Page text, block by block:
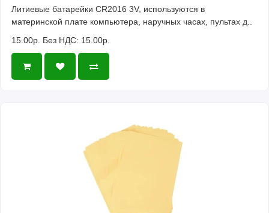
Литиевые батарейки CR2016 3V, используются в
материнской плате компьютера, наручных часах, пультах д..
15.00р. Без НДС: 15.00р.